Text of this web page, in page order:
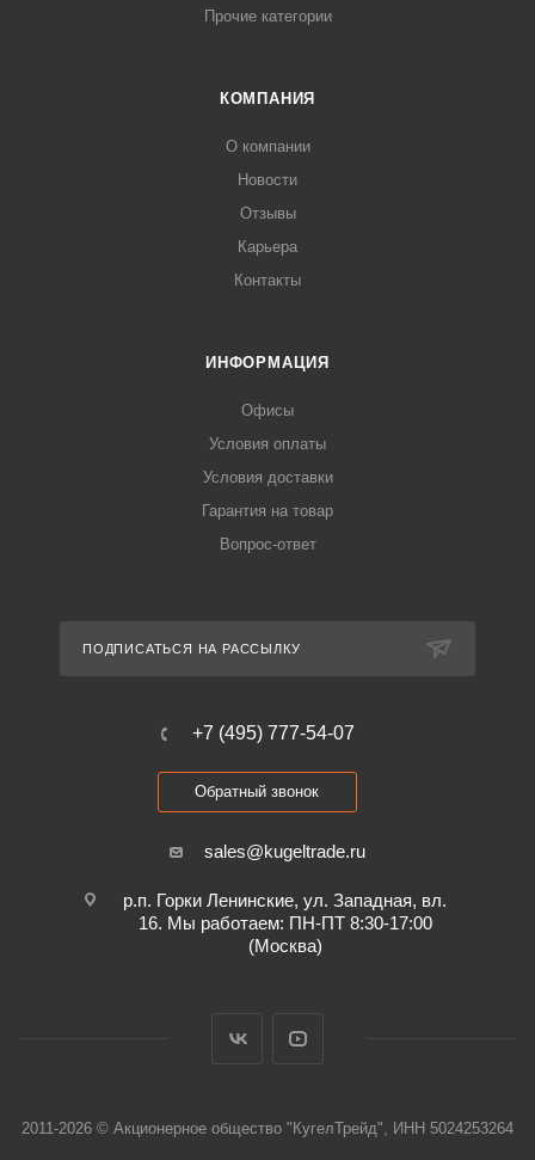
Прочие категории
КОМПАНИЯ
О компании
Новости
Отзывы
Карьера
Контакты
ИНФОРМАЦИЯ
Офисы
Условия оплаты
Условия доставки
Гарантия на товар
Вопрос-ответ
ПОДПИСАТЬСЯ НА РАССЫЛКУ
+7 (495) 777-54-07
Обратный звонок
sales@kugeltrade.ru
р.п. Горки Ленинские, ул. Западная, вл.
16. Мы работаем: ПН-ПТ 8:30-17:00
(Москва)
2011-2026 © Акционерное общество "КугелТрейд", ИНН 5024253264